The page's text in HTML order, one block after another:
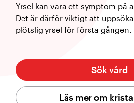
Yrsel kan vara ett symptom på
Det är därför viktigt att
plötslig yrsel för första gången.
Läs mer om
Sök vård